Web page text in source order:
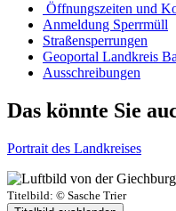
Öffnungszeiten und
Anmeldung Sperrmüll
Straßensperrungen
Geoportal Landkreis
Ausschreibungen
Das könnte Sie
Portrait des Landkreises
Titelbild: © Sasche Trier